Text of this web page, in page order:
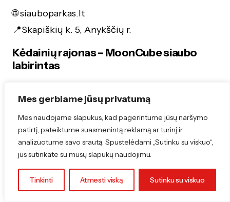
Mes gerbiame jūsų privatumą
Mes naudojame slapukus, kad pagerintume jūsų naršymo
patirtį, pateiktume suasmenintą reklamą ar turinį ir
analizuotume savo srautą. Spustelėdami „Sutinku su viskuo“,
jūs sutinkate su mūsų slapukų naudojimu.
Tinkinti Atmesti viską Sutinku su viskuo
🌐 siauboparkas.lt
📍Skapiškių k. 5, Anykščių r.
Kėdainių rajonas – MoonCube siaubo
labirintas
tikras adrenalino testas drąsiausiems. Gyvi
aktoriai, tamsūs koridoriai ir netikėti garsai
paverčia pasivaikščiojimą į tikrą išbandymą.
🌐 mooncube.lt
📍Ramioji g. 8, Pagiriai, Kėdainių r.